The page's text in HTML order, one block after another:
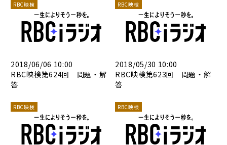
RBC映検
2018/06/06 10:00
RBC映検第624回 問題・解
答
RBC映検
2018/05/30 10:00
RBC映検第623回 問題・解
答
RBC映検 RBC映検